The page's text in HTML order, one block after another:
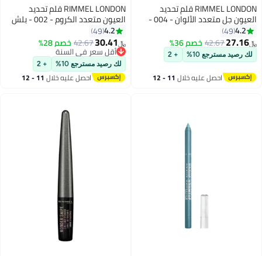
5
RIMMEL LONDON قلم تحديد
العيون جل متعدد الألوان - 004 -
فلاش الغابة، 1.2 جرام
4.2
49
﷼‏27.16
42.67خصم 36%
لك رصيد مسترجع 10% + 2
احصل عليه خلال 11 - 12
اغسطس
5
RIMMEL LONDON قلم تحديد
العيون متعدد الكروم - 002 - بلش
بيري بلاست، 1.2غ
4.2
49
﷼‏ 30.41
42.67خصم 28%
أقل سعر في السنة
أقل سعر في السنة
لك رصيد مسترجع 10% + 2
احصل عليه خلال 11 - 12
اغسطس